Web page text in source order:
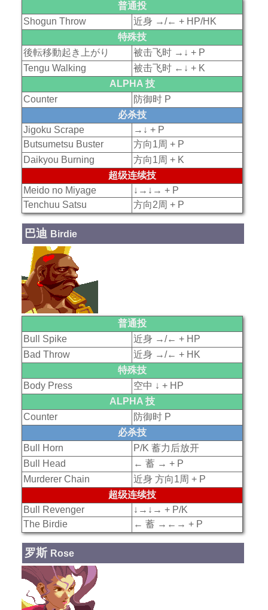
普通投
Shogun Throw
近身 →/← + HP/HK
特殊技
後転移動起き上がり
被击飞时 →↓ + P
Tengu Walking
被击飞时 ←↓ + K
ALPHA 技
Counter
防御时 P
必杀技
Jigoku Scrape
→↓ + P
Butsumetsu Buster
方向1周 + P
Daikyou Burning
方向1周 + K
超级连续技
Meido no Miyage
↓→↓→ + P
Tenchuu Satsu
方向2周 + P
巴迪 Birdie
普通投
Bull Spike
近身 →/← + HP
Bad Throw
近身 →/← + HK
特殊技
Body Press
空中 ↓ + HP
ALPHA 技
Counter
防御时 P
必杀技
Bull Horn
P/K 蓄力后放开
Bull Head
← 蓄 → + P
Murderer Chain
近身 方向1周 + P
超级连续技
Bull Revenger
↓→↓→ + P/K
The Birdie
← 蓄 →←→ + P
罗斯 Rose